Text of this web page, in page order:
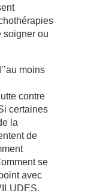
soigner ou
moins
contre
certaines
la
de
se
avec